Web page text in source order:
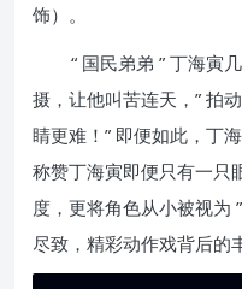
饰）。
“ 国民弟弟 ” 丁海寅
摄，让他叫苦连天，” 拍
睛更难！” 即便如此，丁
称赞丁海寅即便只有一只
度，更将角色从小被视为
尽致，精彩动作戏背后的